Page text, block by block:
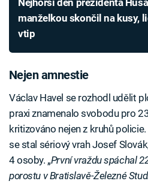
manželkou skončil na kusy,
vtip
Nejen amnestie
Václav Havel se rozhodl udělit
praxi znamenalo svobodu pro
kritizováno nejen z kruhů
se stal sériový vrah Josef
4 osoby. „První vraždu spáchal
porostu v Bratislavě-Železné